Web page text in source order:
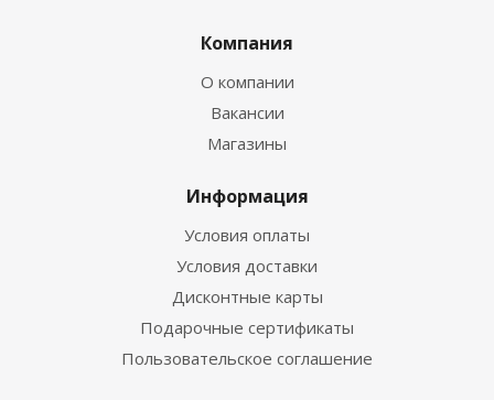
Компания
О компании
Вакансии
Магазины
Информация
Условия оплаты
Условия доставки
Дисконтные карты
Подарочные сертификаты
Пользовательское соглашение